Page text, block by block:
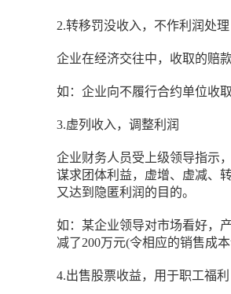
2.转移罚没收入，不作利润处理
企业在经济交往中，收取的赔
如：企业向不履行合约单位收
3.虚列收入，调整利润
企业财务人员受上级领导指示
谋求团体利益，虚增、虚减、
又达到隐匿利润的目的。
如：某企业领导对市场看好，
减了200万元(令相应的销售成
4.出售股票收益，用于职工福利